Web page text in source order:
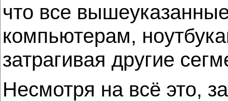
что все
компьютерам,
затрагивая другие
Несмотря на всё это,